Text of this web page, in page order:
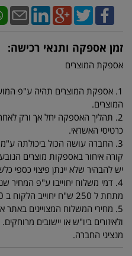
זמן אספקה ותנאי רכישה:
אספקת המוצרים
1. אספקת המוצרים תהיה ע"פ
המוצרים.
2. תהליך האספקה יחל אך ורק
כרטיסי האשראי.
3. החברה עושה הכול ביכולתה ע"מ
קורה איחור באספקות מוצרים
יש להבהיר שלא יינתן פיצוי כספי
4. דמי משלוח יחוייבו ע"פ המחיר
מתחת ל 250 ש"ח יחוייב הלקוח ב 40 ש"ח דמי משלוח.
5. מחירי המשלוח המצויינים
ולאיזורים ביו"ש או יישובים
מנציגי החברה.